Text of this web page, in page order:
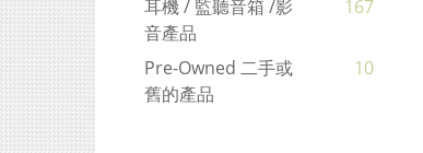
耳機 / 監聽音箱 /影
音產品
167
Pre-Owned 二手或
舊的產品
10